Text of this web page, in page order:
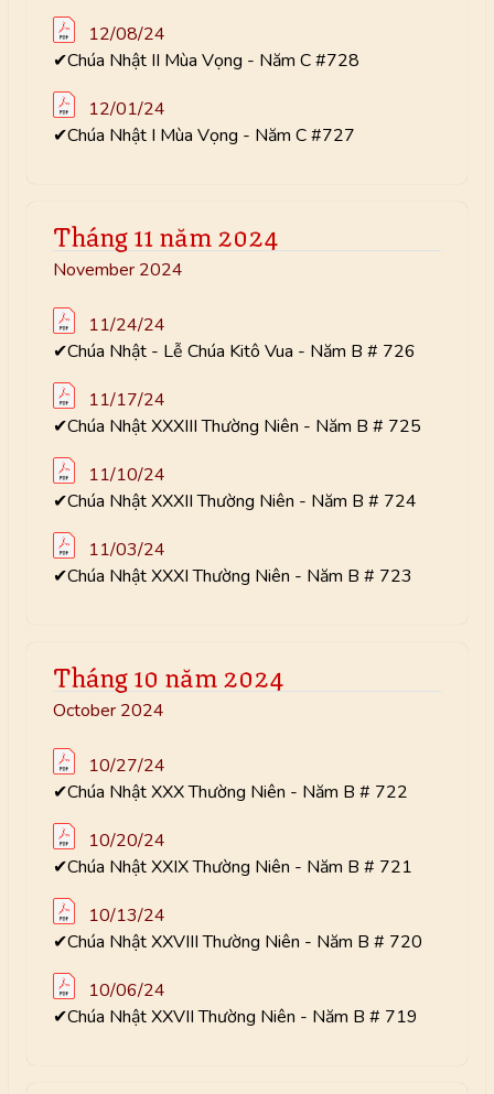
12/08/24
✔Chúa Nhật II Mùa Vọng - Năm C #728
12/01/24
✔Chúa Nhật I Mùa Vọng - Năm C #727
Tháng 11 năm 2024
November 2024
11/24/24
✔Chúa Nhật - Lễ Chúa Kitô Vua - Năm B # 726
11/17/24
✔Chúa Nhật XXXIII Thường Niên - Năm B # 725
11/10/24
✔Chúa Nhật XXXII Thường Niên - Năm B # 724
11/03/24
✔Chúa Nhật XXXI Thường Niên - Năm B # 723
Tháng 10 năm 2024
October 2024
10/27/24
✔Chúa Nhật XXX Thường Niên - Năm B # 722
10/20/24
✔Chúa Nhật XXIX Thường Niên - Năm B # 721
10/13/24
✔Chúa Nhật XXVIII Thường Niên - Năm B # 720
10/06/24
✔Chúa Nhật XXVII Thường Niên - Năm B # 719